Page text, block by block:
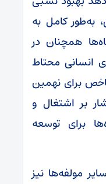
به‌طور کامل به
همچنان در
انسانی محتاط
برای نهمین
بر اشتغال و
برای توسعه
مولفه‌ها نیز